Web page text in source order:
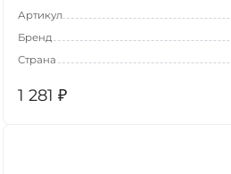
Артикул
Бренд
Страна
1 281 ₽